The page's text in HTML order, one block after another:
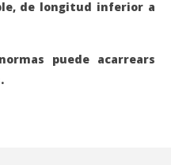
de longitud inferior a
puede acarrears